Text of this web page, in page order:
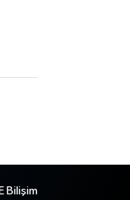
Bilişim